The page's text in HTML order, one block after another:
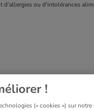
d'allergies ou d'intolérances
!
(« cookies ») sur notre